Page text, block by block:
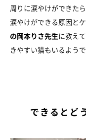
周りに涙やけができた
涙やけができる原因とケ
の岡本りさ先生に教え
きやすい猫もいるようで
できるとど